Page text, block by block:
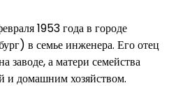
1953 года в городе
в семье инженера. Его отец
а матери семейства
и домашним хозяйством.